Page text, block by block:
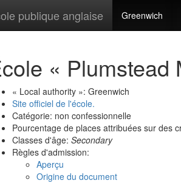
publique anglaise Greenwich
« Plumstead
« Local authority »: Greenwich
Site officiel de l'école.
Catégorie: non confessionnelle
Pourcentage de places attribuées sur des
Classes d'âge: Secondary
Règles d'admission:
Aperçu
Origine du document